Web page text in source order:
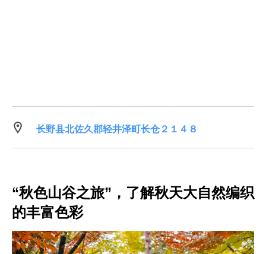
长野县北佐久郡轻井泽町长仓２１４８
“秋色山谷之旅”，了解秋天大自然编织
的丰富色彩